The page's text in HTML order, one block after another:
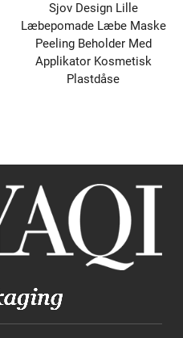
Sjov Design Lille
Læbepomade Læbe Maske
Peeling Beholder Med
Applikator Kosmetisk
Plastdåse